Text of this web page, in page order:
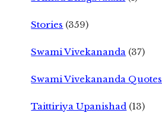
Stories (359)
Swami Vivekananda (37)
Swami Vivekananda Quotes
Taittiriya Upanishad (13)